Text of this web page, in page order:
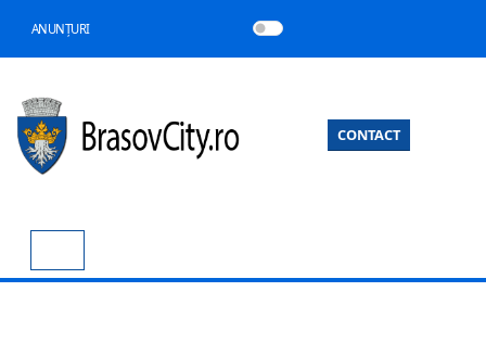
ANUNȚURI
CONTACT